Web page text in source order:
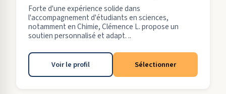
Forte d'une expérience solide dans
l'accompagnement d'étudiants en sciences,
notamment en Chimie, Clémence L. propose un
soutien personnalisé et adapt. ..
Voir le profil Sélectionner